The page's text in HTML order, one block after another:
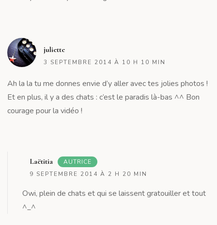
juliette
3 SEPTEMBRE 2014 À 10 H 10 MIN
Ah la la tu me donnes envie d’y aller avec tes jolies photos !
Et en plus, il y a des chats : c’est le paradis là-bas ^^ Bon
courage pour la vidéo !
Laëtitia
AUTRICE
9 SEPTEMBRE 2014 À 2 H 20 MIN
Owi, plein de chats et qui se laissent gratouiller et tout
^_^